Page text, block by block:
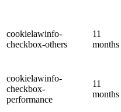
cookielawinfo-
checkbox-others
11
months
cookielawinfo-
checkbox-
performance
11
months